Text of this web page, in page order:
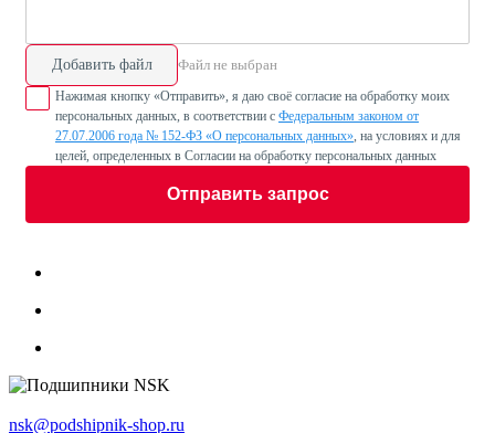
Добавить файл Файл не выбран
Нажимая кнопку «Отправить», я даю своё согласие на обработку моих
персональных данных, в соответствии с Федеральным законом от
27.07.2006 года № 152-ФЗ «О персональных данных», на условиях и для
целей, определенных в Согласии на обработку персональных данных
Отправить запрос
nsk@podshipnik-shop.ru